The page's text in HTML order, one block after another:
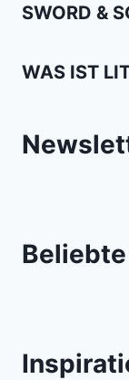
SWORD &
WAS IST